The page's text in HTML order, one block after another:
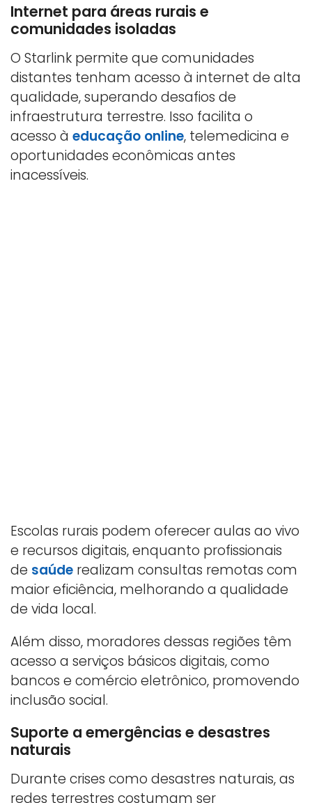
Internet para áreas rurais e
comunidades isoladas
O Starlink permite que comunidades
distantes tenham acesso à internet de alta
qualidade, superando desafios de
infraestrutura terrestre. Isso facilita o
acesso à educação online, telemedicina e
oportunidades econômicas antes
inacessíveis.
Escolas rurais podem oferecer aulas ao vivo
e recursos digitais, enquanto profissionais
de saúde realizam consultas remotas com
maior eficiência, melhorando a qualidade
de vida local.
Além disso, moradores dessas regiões têm
acesso a serviços básicos digitais, como
bancos e comércio eletrônico, promovendo
inclusão social.
Suporte a emergências e desastres
naturais
Durante crises como desastres naturais, as
redes terrestres costumam ser